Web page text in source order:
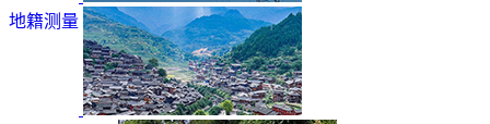
地籍测量